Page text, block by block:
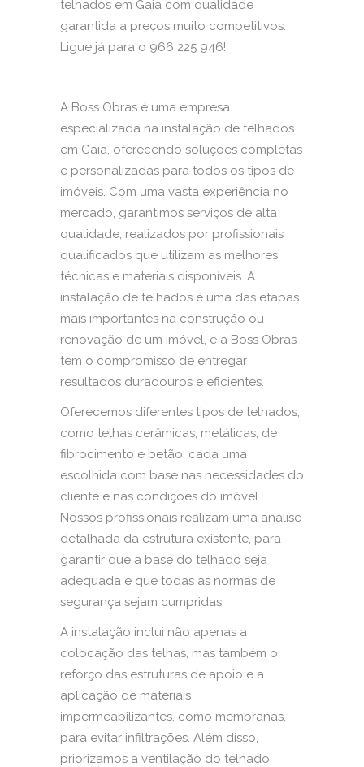
telhados em Gaia com qualidade
garantida a preços muito competitivos.
Ligue já para o 966 225 946!
A Boss Obras é uma empresa
especializada na instalação de telhados
em Gaia, oferecendo soluções completas
e personalizadas para todos os tipos de
imóveis. Com uma vasta experiência no
mercado, garantimos serviços de alta
qualidade, realizados por profissionais
qualificados que utilizam as melhores
técnicas e materiais disponíveis. A
instalação de telhados é uma das etapas
mais importantes na construção ou
renovação de um imóvel, e a Boss Obras
tem o compromisso de entregar
resultados duradouros e eficientes.
Oferecemos diferentes tipos de telhados,
como telhas cerâmicas, metálicas, de
fibrocimento e betão, cada uma
escolhida com base nas necessidades do
cliente e nas condições do imóvel.
Nossos profissionais realizam uma análise
detalhada da estrutura existente, para
garantir que a base do telhado seja
adequada e que todas as normas de
segurança sejam cumpridas.
A instalação inclui não apenas a
colocação das telhas, mas também o
reforço das estruturas de apoio e a
aplicação de materiais
impermeabilizantes, como membranas,
para evitar infiltrações. Além disso,
priorizamos a ventilação do telhado,